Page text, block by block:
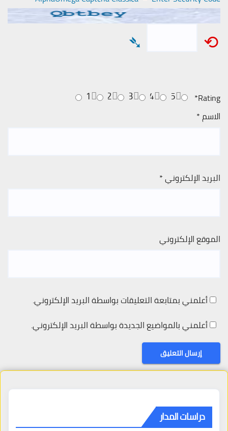
⟲
➴
Rating
*
5
4
3
2
1
الاسم*
البريد الإلكتروني*
الموقع الإلكتروني
أعلمني بمتابعة التعليقات بواسطة البريد الإلكتروني.
أعلمني بالمواضيع الجديدة بواسطة البريد الإلكتروني.
دراسات المدار